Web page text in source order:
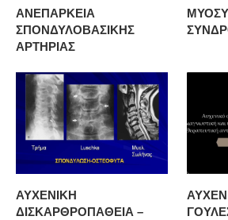
ΑΝΕΠΑΡΚΕΙΑ
ΣΠΟΝΔΥΛΟΒΑΣΙΚΗΣ
ΑΡΤΗΡΙΑΣ
ΑΥΧΕΝΙΚΗ
ΔΙΣΚΑΡΘΡΟΠΑΘΕΙΑ –